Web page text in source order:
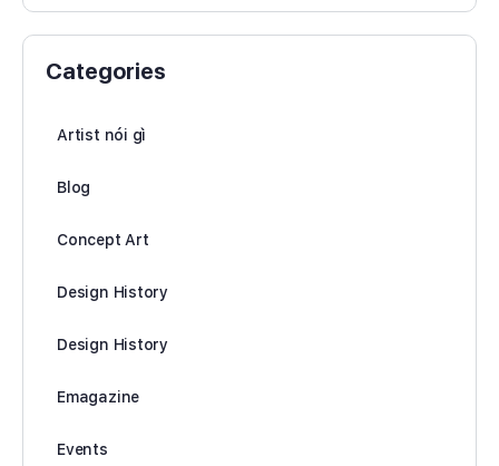
Categories
Artist nói gì
Blog
Concept Art
Design History
Design History
Emagazine
Events